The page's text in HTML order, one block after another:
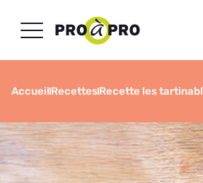
Accueil RecettesRecette les